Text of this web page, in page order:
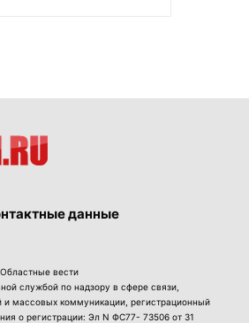
данные
вести
службой по надзору в сфере связи,
и массовых коммуникации, регистрационный
о регистрации: Эл N ФС77- 73506 от 31